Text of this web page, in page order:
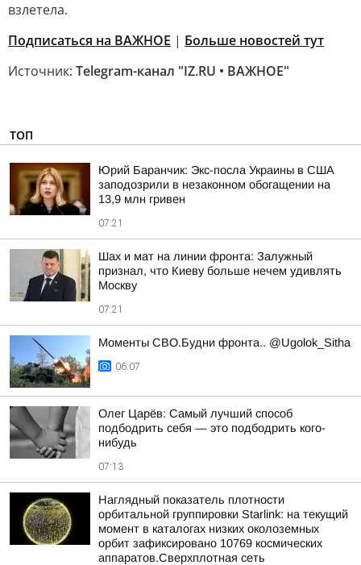
взлетела.
Подписаться на ВАЖНОЕ | Больше новостей тут
Источник: Telegram-канал "IZ.RU • ВАЖНОЕ"
ТОП
Юрий Баранчик: Экс-посла Украины в США
заподозрили в незаконном обогащении на
13,9 млн гривен
07:21
Шах и мат на линии фронта: Залужный
признал, что Киеву больше нечем удивлять
Москву
07:21
Моменты СВО.Будни фронта.. @Ugolok_Sitha
06:07
Олег Царёв: Самый лучший способ
подбодрить себя — это подбодрить кого-
нибудь
07:13
Наглядный показатель плотности
орбитальной группировки Starlink: на текущий
момент в каталогах низких околоземных
орбит зафиксировано 10769 космических
аппаратов.Сверхплотная сеть